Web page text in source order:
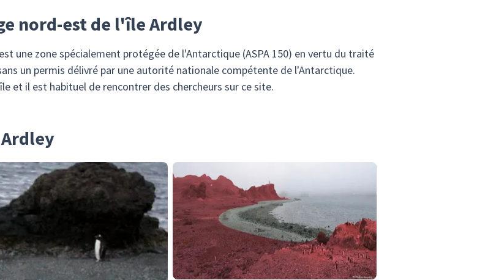
nord-est de l'île Ardley
une zone spécialement protégée de l'Antarctique (ASPA 150) en vertu du traité
un permis délivré par une autorité nationale compétente de l'Antarctique.
et il est habituel de rencontrer des chercheurs sur ce site.